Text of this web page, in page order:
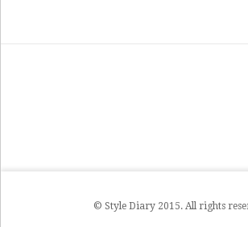
© Style Diary 2015. All rights